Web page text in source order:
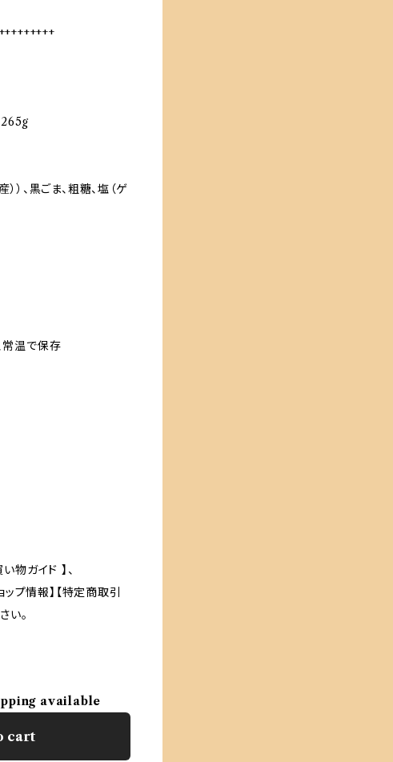
）、黒ごま、粗糖、塩（ゲ
常温で保存
物ガイド 】、
プ情報】【特定商取引
い。
available
cart